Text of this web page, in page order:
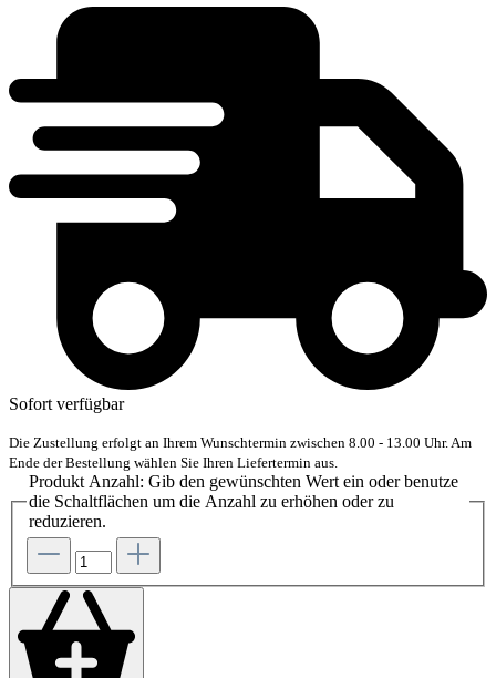
Sofort verfügbar
Die Zustellung erfolgt an Ihrem Wunschtermin zwischen 8.00 - 13.00 Uhr. Am
Ende der Bestellung wählen Sie Ihren Liefertermin aus.
Produkt Anzahl: Gib den gewünschten Wert ein oder benutze
die Schaltflächen um die Anzahl zu erhöhen oder zu
reduzieren.